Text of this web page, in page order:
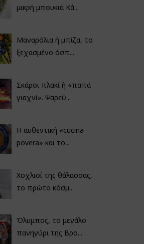
μικρή μπουκιά Κά...
Μαναρόλια ή μπίζα, το
ξεχασμένο όσπ...
Σκάροι πλακί ή «παπά
γιαχνί». Ψαρεύ...
Η αυθεντική «cucina
povera» και το...
Χοχλιοί της θάλασσας,
το πρώτο κόσμ...
Όλυμπος, το μεγάλο
πανηγύρι της Βρο...